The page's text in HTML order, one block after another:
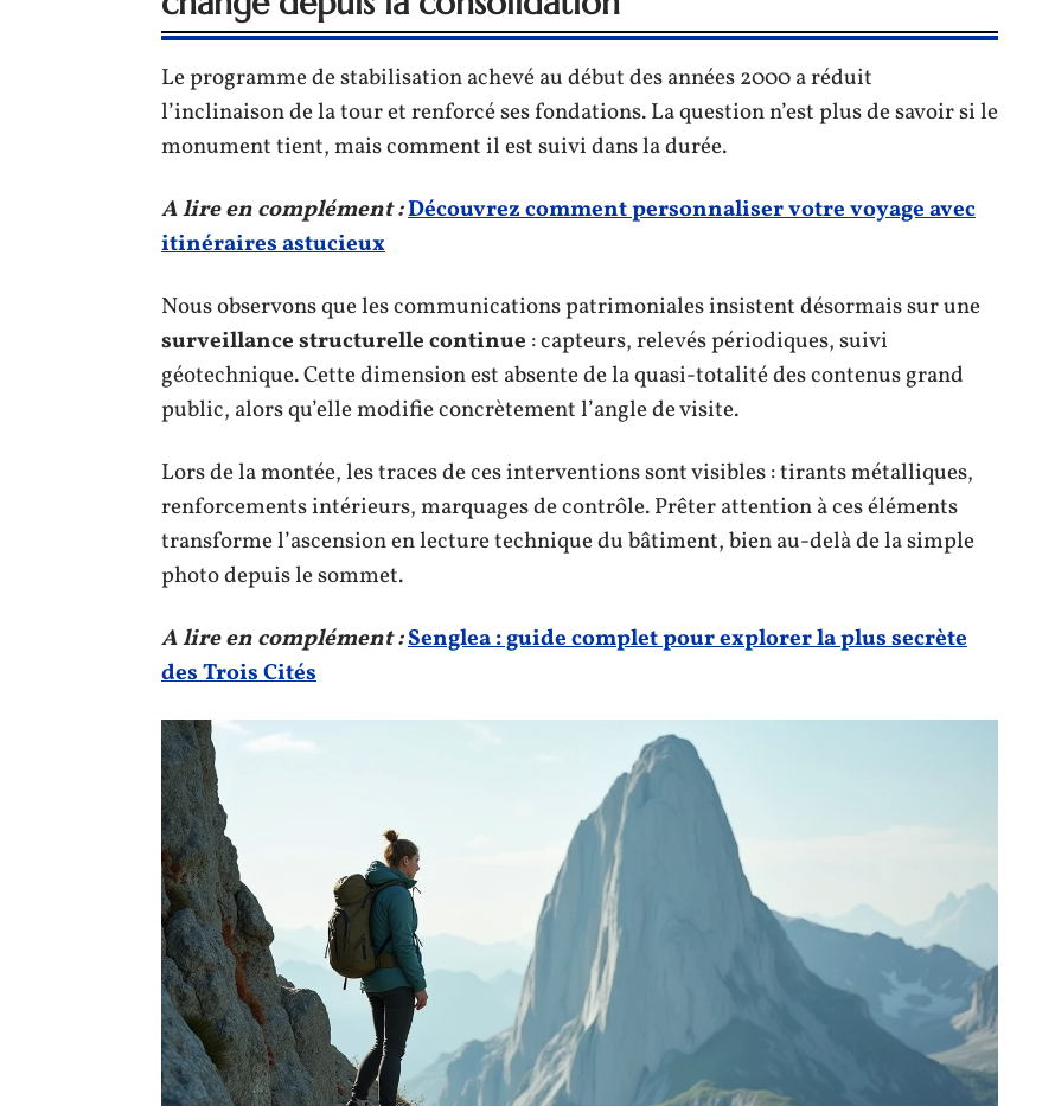
Le programme de stabilisation achevé au début des années 2000 a réduit
l’inclinaison de la tour et renforcé ses fondations. La question n’est plus de savoir si le
monument tient, mais comment il est suivi dans la durée.
A lire en complément :Découvrez comment personnaliser votre voyage avec
itinéraires astucieux
Nous observons que les communications patrimoniales insistent désormais sur une
surveillance structurelle continue : capteurs, relevés périodiques, suivi
géotechnique. Cette dimension est absente de la quasi-totalité des contenus grand
public, alors qu’elle modifie concrètement l’angle de visite.
Lors de la montée, les traces de ces interventions sont visibles : tirants métalliques,
renforcements intérieurs, marquages de contrôle. Prêter attention à ces éléments
transforme l’ascension en lecture technique du bâtiment, bien au-delà de la simple
photo depuis le sommet.
A lire en complément :Senglea : guide complet pour explorer la plus secrète
des Trois Cités